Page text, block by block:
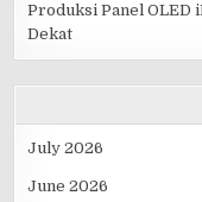
Produksi Panel OLED
Dekat
July 2026
June 2026